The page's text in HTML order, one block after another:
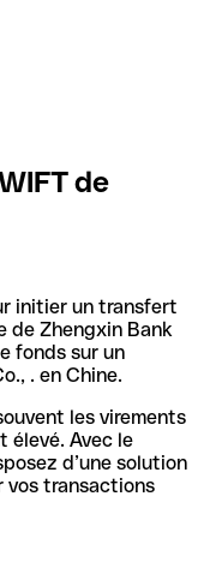
de
initier un transfert
de Zhengxin Bank
fonds sur un
. en Chine.
les virements
élevé. Avec le
d’une solution
vos transactions